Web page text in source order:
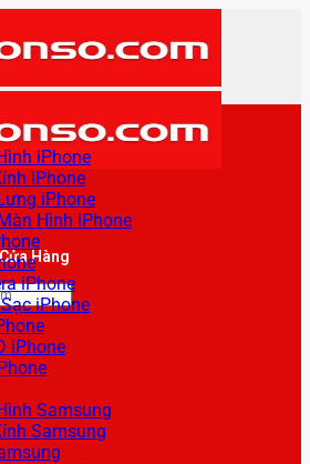
Cửa Hàng
iPhone
iPhone
iPhone
Hình iPhone
iPhone
iPhone
iPhone
Samsung
Samsung